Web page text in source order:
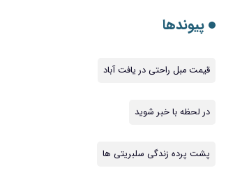
پیوندها
قیمت مبل راحتی در یافت آباد
در لحظه با خبر شوید
پشت پرده زندگی سلبریتی ها